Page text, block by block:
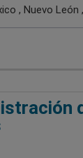
, Nuevo León